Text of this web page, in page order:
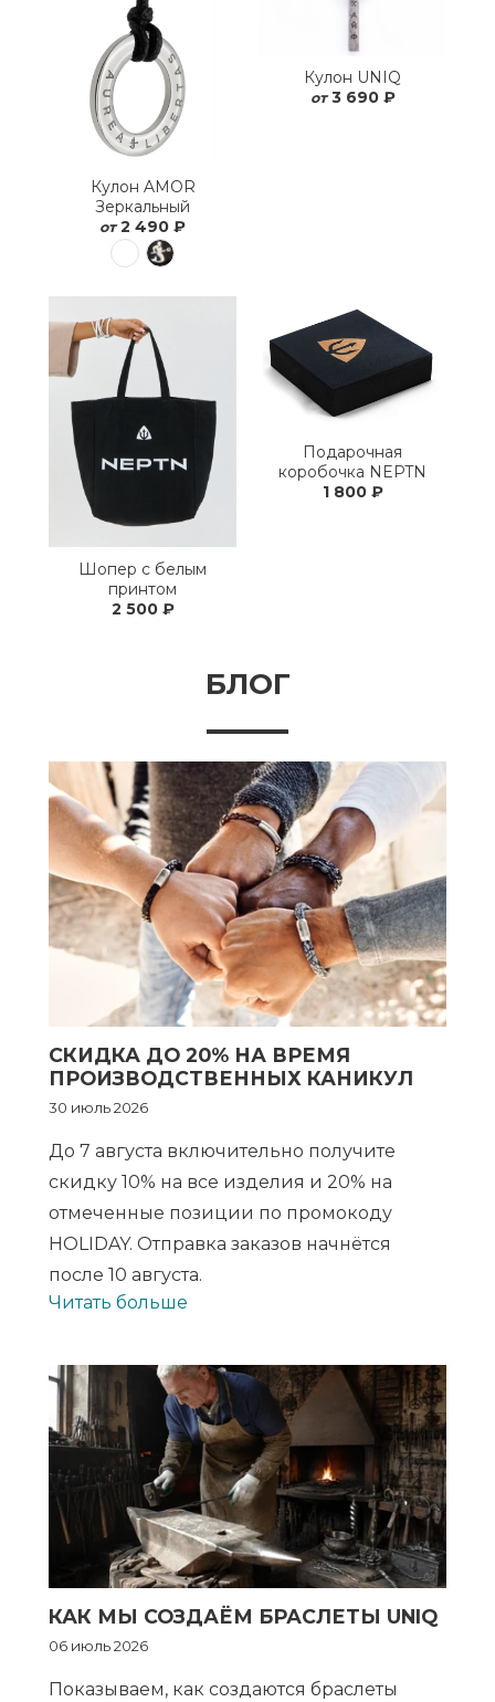
Кулон AMOR
Зеркальный
от 2 490 ₽
Кулон UNIQ
от 3 690 ₽
Шопер с белым
принтом
2 500 ₽
Подарочная
коробочка NEPTN
1 800 ₽
БЛОГ
СКИДКА ДО 20% НА ВРЕМЯ
ПРОИЗВОДСТВЕННЫХ КАНИКУЛ
30 июль 2026
До 7 августа включительно получите
скидку 10% на все изделия и 20% на
отмеченные позиции по промокоду
HOLIDAY. Отправка заказов начнётся
после 10 августа.
Читать больше
КАК МЫ СОЗДАЁМ БРАСЛЕТЫ UNIQ
06 июль 2026
Показываем, как создаются браслеты